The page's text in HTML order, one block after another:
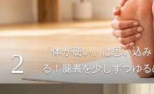
2
「体が硬い」は思い込
る！腿裏を少しずつゆ